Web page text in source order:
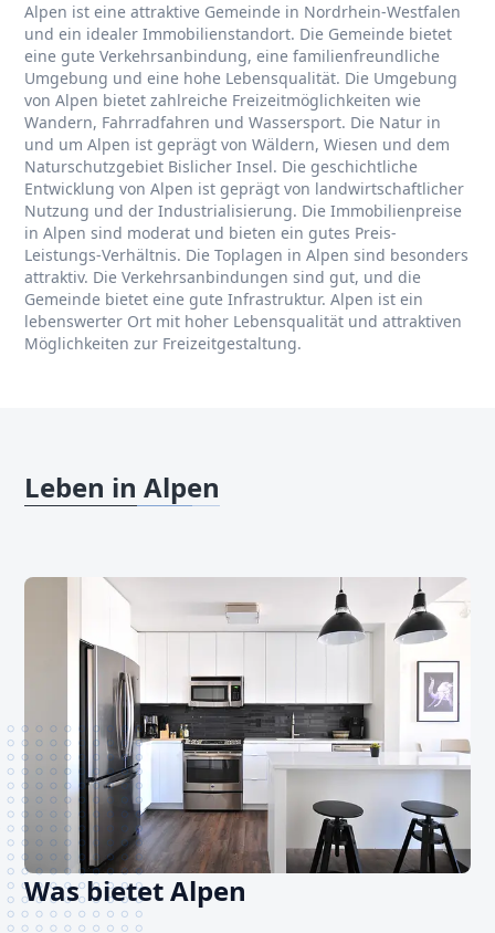
Alpen ist eine attraktive Gemeinde in Nordrhein-Westfalen
und ein idealer Immobilienstandort. Die Gemeinde bietet
eine gute Verkehrsanbindung, eine familienfreundliche
Umgebung und eine hohe Lebensqualität. Die Umgebung
von Alpen bietet zahlreiche Freizeitmöglichkeiten wie
Wandern, Fahrradfahren und Wassersport. Die Natur in
und um Alpen ist geprägt von Wäldern, Wiesen und dem
Naturschutzgebiet Bislicher Insel. Die geschichtliche
Entwicklung von Alpen ist geprägt von landwirtschaftlicher
Nutzung und der Industrialisierung. Die Immobilienpreise
in Alpen sind moderat und bieten ein gutes Preis-
Leistungs-Verhältnis. Die Toplagen in Alpen sind besonders
attraktiv. Die Verkehrsanbindungen sind gut, und die
Gemeinde bietet eine gute Infrastruktur. Alpen ist ein
lebenswerter Ort mit hoher Lebensqualität und attraktiven
Möglichkeiten zur Freizeitgestaltung.
Leben in Alpen
Was bietet Alpen